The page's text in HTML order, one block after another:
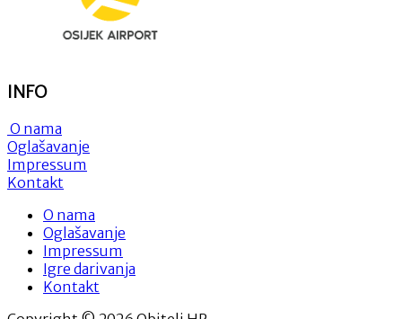
INFO
O nama
Oglašavanje
Impressum
Kontakt
O nama
Oglašavanje
Impressum
Igre darivanja
Kontakt